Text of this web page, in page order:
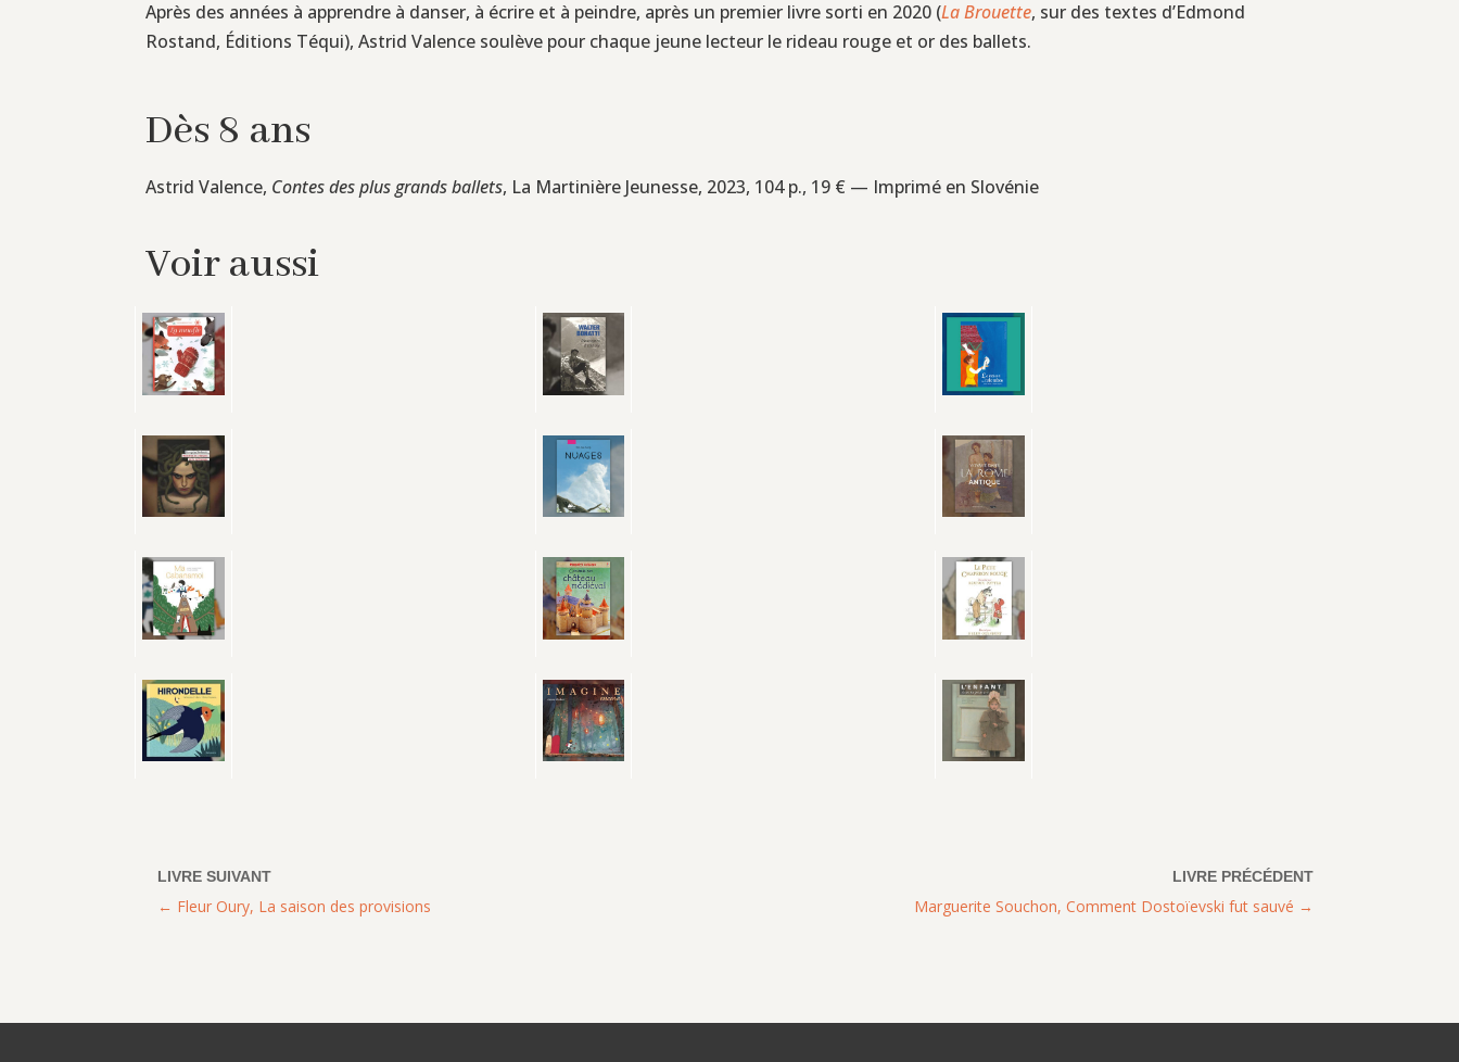
Après des années à apprendre à danser, à écrire et à peindre, après un premier livre sorti en 2020 (La Brouette, sur des textes d’Edmond
Rostand, Éditions Téqui), Astrid Valence soulève pour chaque jeune lecteur le rideau rouge et or des ballets.
Dès 8 ans
Astrid Valence, Contes des plus grands ballets, La Martinière Jeunesse, 2023, 104 p., 19 € — Imprimé en Slovénie
Voir aussi
Marguerite Souchon, Comment Dostoïevski fut sauvé
Fleur Oury, La saison des provisions